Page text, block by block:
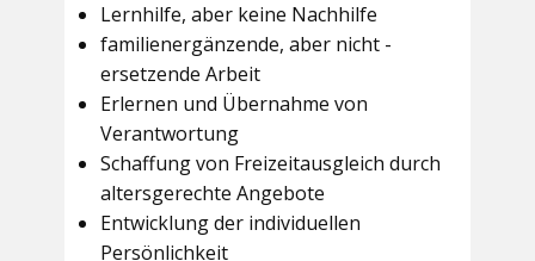
Lernhilfe, aber keine Nachhilfe
familienergänzende, aber nicht -
ersetzende Arbeit
Erlernen und Übernahme von
Verantwortung
Schaffung von Freizeitausgleich durch
altersgerechte Angebote
Entwicklung der individuellen
Persönlichkeit